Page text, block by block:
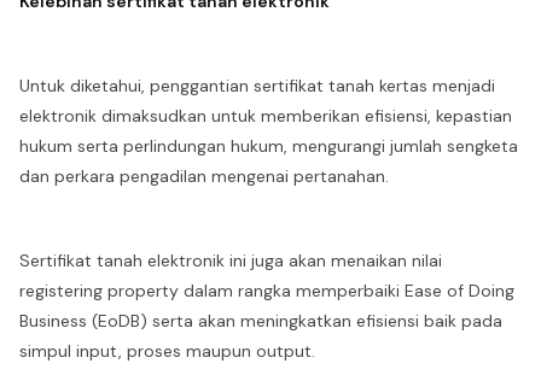
Untuk diketahui, penggantian sertifikat tanah kertas menjadi
elektronik dimaksudkan untuk memberikan efisiensi, kepastian
hukum serta perlindungan hukum, mengurangi jumlah sengketa
dan perkara pengadilan mengenai pertanahan.
Sertifikat tanah elektronik ini juga akan menaikan nilai
registering property dalam rangka memperbaiki Ease of Doing
Business (EoDB) serta akan meningkatkan efisiensi baik pada
simpul input, proses maupun output.